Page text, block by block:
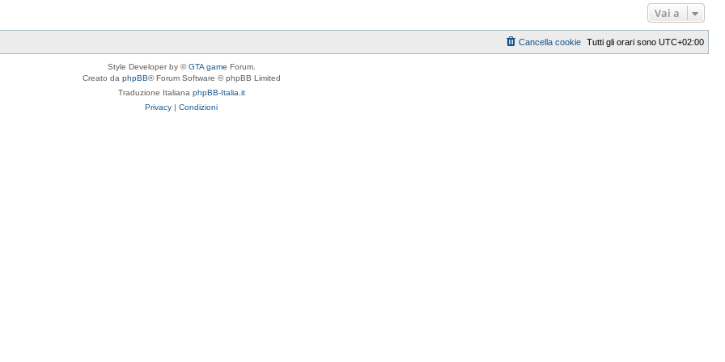
Vai a
Tutti gli orari sono UTC+02:00
Cancella cookie
Style Developer by ©GTA game Forum.
Creato da phpBB® Forum Software © phpBB Limited
Traduzione Italiana phpBB-Italia.it
Privacy | Condizioni